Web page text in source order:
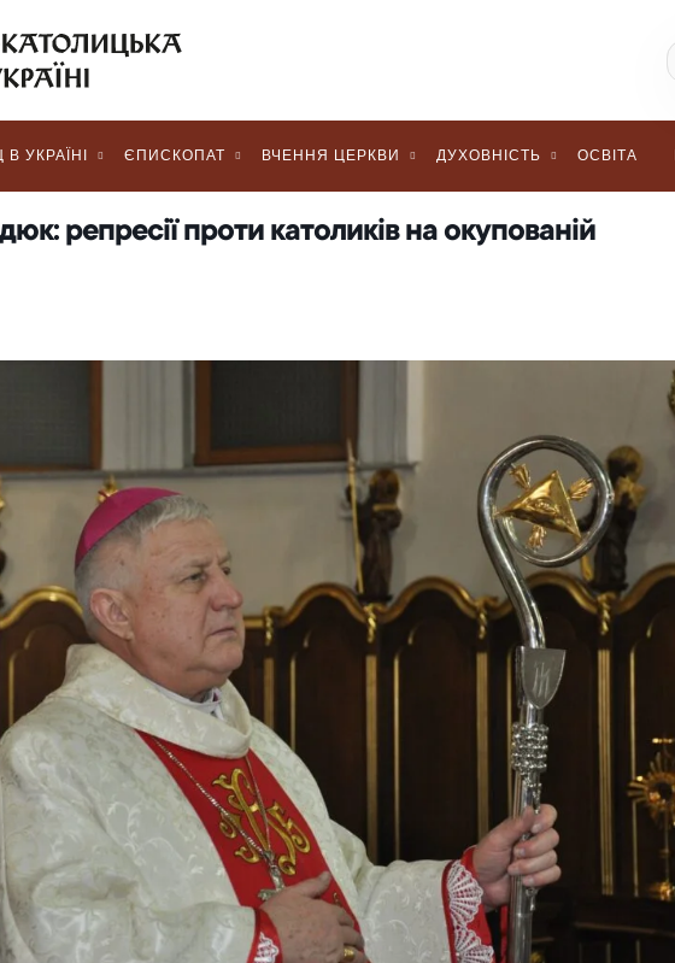
В УКРАЇНІ ЄПИСКОПАТ ВЧЕННЯ ЦЕРКВИ ДУХОВНІСТЬ ОСВІТА
репресії проти католиків на окупованій